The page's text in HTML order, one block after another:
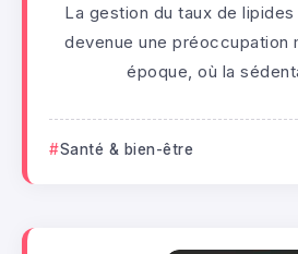
La gestion du taux de
devenue une préoccupation
époque, où la
Santé & bien-être